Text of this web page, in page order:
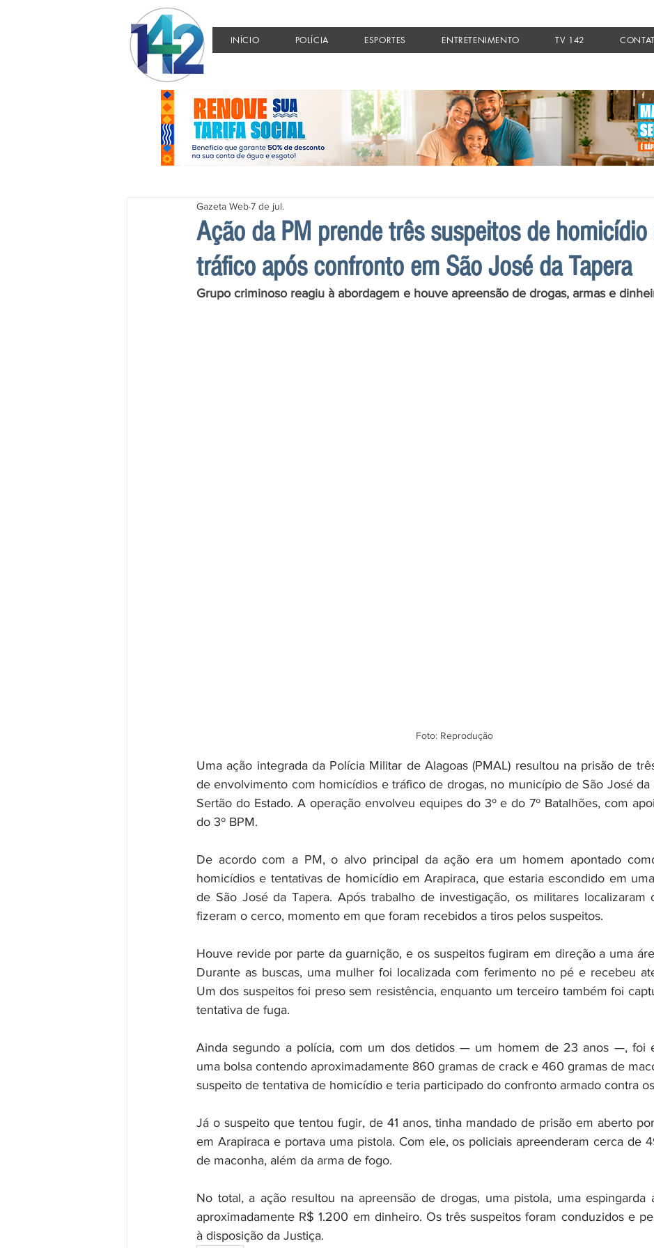
INÍCIO POLÍCIA ESPORTES ENTRETENIMENTO TV 142
Ação da PM prende três suspeitos de homicídio
tráfico após confronto em São José da Tapera
Gazeta Web7 de jul.
Grupo criminoso reagiu à abordagem e houve apreensão de drogas, armas e
Foto: Reprodução
Uma ação integrada da Polícia Militar de Alagoas (PMAL) resultou na prisão de
de envolvimento com homicídios e tráfico de drogas, no município de São José da
Sertão do Estado. A operação envolveu equipes do 3º e do 7º Batalhões, com
do 3º BPM.
De acordo com a PM, o alvo principal da ação era um homem apontado
homicídios e tentativas de homicídio em Arapiraca, que estaria escondido em
de São José da Tapera. Após trabalho de investigação, os militares localizaram
fizeram o cerco, momento em que foram recebidos a tiros pelos suspeitos.
Houve revide por parte da guarnição, e os suspeitos fugiram em direção a uma
Durante as buscas, uma mulher foi localizada com ferimento no pé e recebeu
Um dos suspeitos foi preso sem resistência, enquanto um terceiro também foi
tentativa de fuga.
Ainda segundo a polícia, com um dos detidos — um homem de 23 anos —, foi
uma bolsa contendo aproximadamente 860 gramas de crack e 460 gramas de
suspeito de tentativa de homicídio e teria participado do confronto armado contra
Já o suspeito que tentou fugir, de 41 anos, tinha mandado de prisão em aberto
em Arapiraca e portava uma pistola. Com ele, os policiais apreenderam cerca de
de maconha, além da arma de fogo.
No total, a ação resultou na apreensão de drogas, uma pistola, uma espingarda
aproximadamente R$ 1.200 em dinheiro. Os três suspeitos foram conduzidos e
à disposição da Justiça.